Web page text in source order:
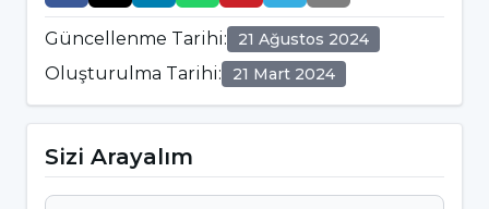
sağlayan bir yöntemdir. Sedasyon genellikle
anestezi uzmanı veya deneyimli bir sağlık
profesyoneli tarafından damar içi yoluyla
geçmişi ve mevcut durumu dikkatlice
değerlendirilir ve sedasyonun uygunluğu
Güncellenme Tarihi: 21 Ağustos 2024
Oluşturulma Tarihi: 21 Mart 2024
Sizi Arayalım